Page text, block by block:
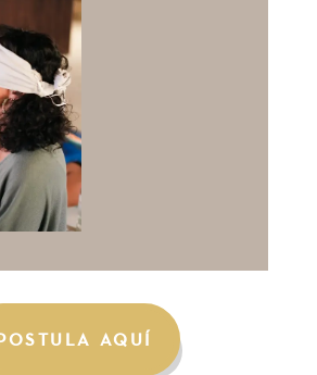
AQUÍ